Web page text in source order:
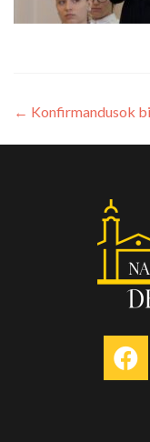
← Konfirmandusok